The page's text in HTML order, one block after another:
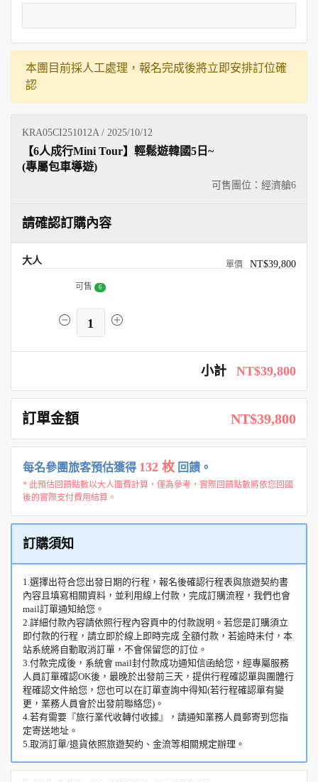
本團目前採人工處理，報名完成後將立即安排訂位確
認
KRA05CI251012A / 2025/10/12
可售團位：經濟艙6
【6人成行Mini Tour】輕鬆遊韓國5日~
(專屬包車導遊)
請確認訂購內容
大人 NT$39,800
可售 6
1
小計 NT$39,800
訂單金額 NT$39,800
每名參團旅客預估獲得 132 枚 回饋。
* 此預估回饋點數以大人團費計算，僅為參考，實際回饋點數將依您回國
後的實際支付費用結算。
訂購須知
1.選擇出符合您出發日期的行程，報名後確認行程表與旅遊契約書
內容且填寫相關資料，並利用線上付款，完成訂購流程，我們也會
mail訂單通知給您。
2.詳細付款內容請依照行程內容頁中的付款說明。若您是訂購須立
即付款的行程，請立即於線上即時完成 全額付款，若逾時未付，本
站系統將自動取消訂單，不會保留您的訂位。
3.付款完成後，系統會 mail封付款成功通知信函給您，經專屬服務
人員訂單確認OK後，最晚於出發前三天，提供行程確認單與團體行
程確認文件給您，您也可以在訂單查詢中得知(若行程確認單有變
更，業務人員會於出發前聯絡您)。
4.若有需要『旅行業代收轉付收據』，請通知業務人員郵寄到您指
定寄送地址。
5.取消訂單/退貨依照旅遊契約、金流等相關規定辦理。